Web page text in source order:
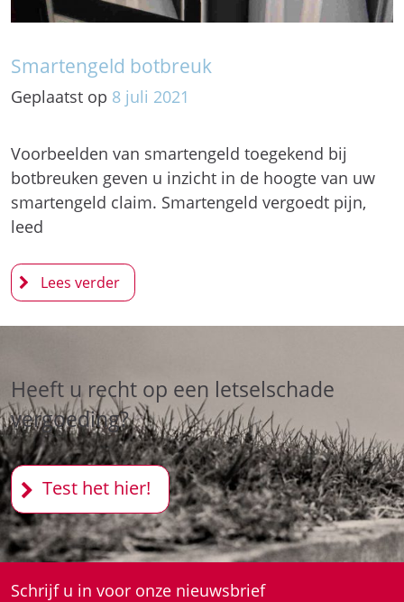
Smartengeld botbreuk
Geplaatst op 8 juli 2021
Voorbeelden van smartengeld toegekend bij
botbreuken geven u inzicht in de hoogte van uw
smartengeld claim. Smartengeld vergoedt pijn,
leed
Heeft u recht op een letselschade
vergoeding?
Test het hier!
Schrijf u in voor onze nieuwsbrief